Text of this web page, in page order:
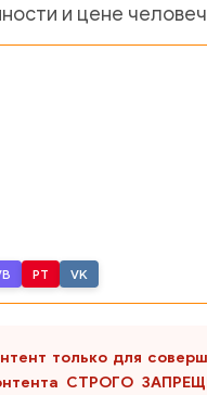
и цене
PT VK
только для
СТРОГО